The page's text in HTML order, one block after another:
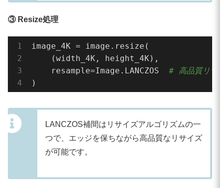
③ Resize処理
image_4K = image.resize(
    (width_4K, height_4K),
    resample=Image.LANCZOS
# 高品質リサ
)
LANCZOS補間はリサイズアルゴリズムの一
つで、エッジを保ちながら高品質なリサイズ
が可能です。